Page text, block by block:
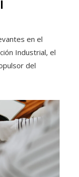
en el
Industrial, el
del